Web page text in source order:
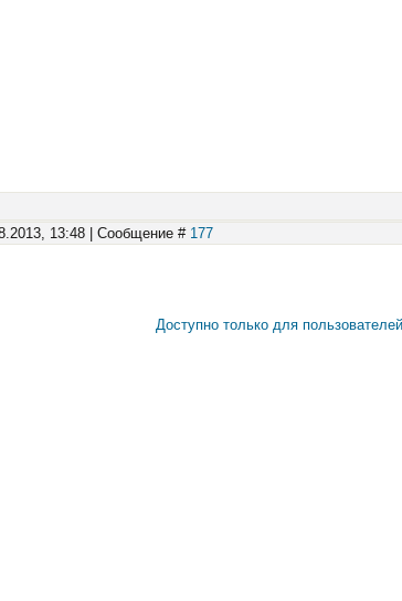
13:48 | Сообщение # 177
Доступно только для пользователей